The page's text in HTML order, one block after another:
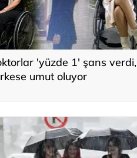
'yüzde 1' şans verdi,
umut oluyor